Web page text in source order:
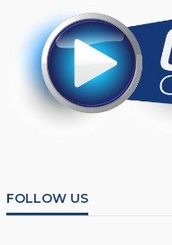
FOLLOW US